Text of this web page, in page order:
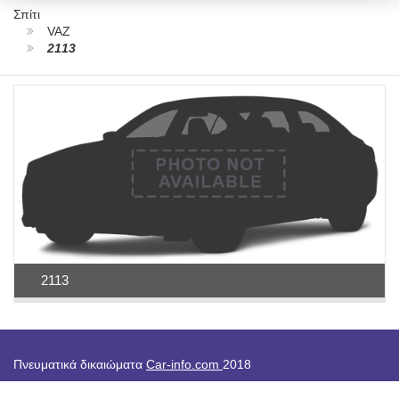
Σπίτι
VAZ
2113
2113
Πνευματικά δικαιώματα Car-info.com 2018